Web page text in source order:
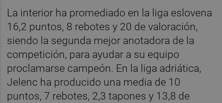
La interior ha promediado en la liga eslovena
16,2 puntos, 8 rebotes y 20 de valoración,
siendo la segunda mejor anotadora de la
competición, para ayudar a su equipo
proclamarse campeón. En la liga adriática,
Jelenc ha producido una media de 10
puntos, 7 rebotes, 2,3 tapones y 13,8 de